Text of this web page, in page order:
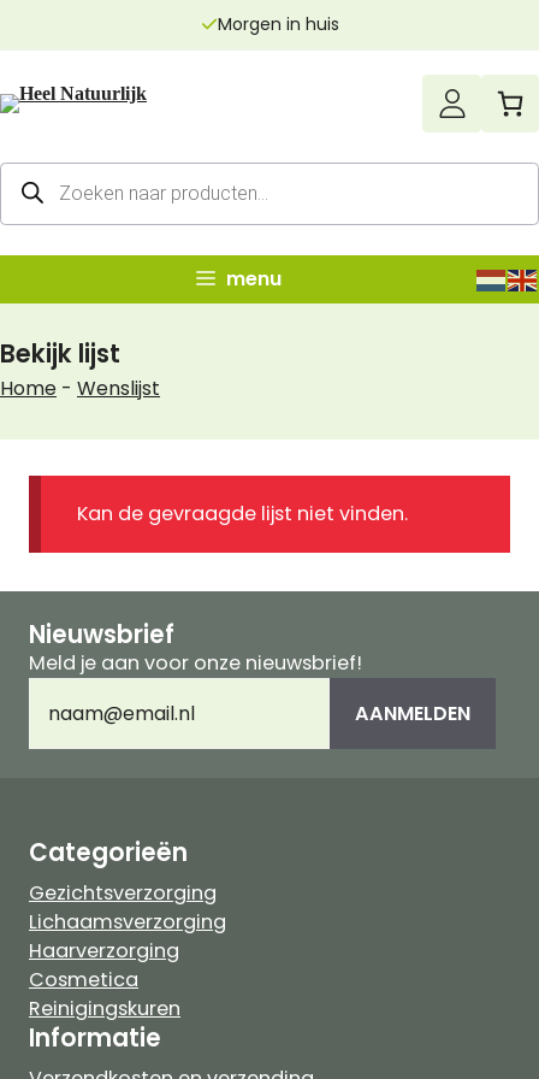
inhoud
Morgen in huis
Producten
zoeken
menu
Bekijk lijst
Home - Wenslijst
Kan de gevraagde lijst niet vinden.
Nieuwsbrief
Meld je aan voor onze nieuwsbrief!
mailadres(Vereist) AANMELDEN
Categorieën
Gezichtsverzorging
Lichaamsverzorging
Haarverzorging
Cosmetica
Reinigingskuren
Informatie